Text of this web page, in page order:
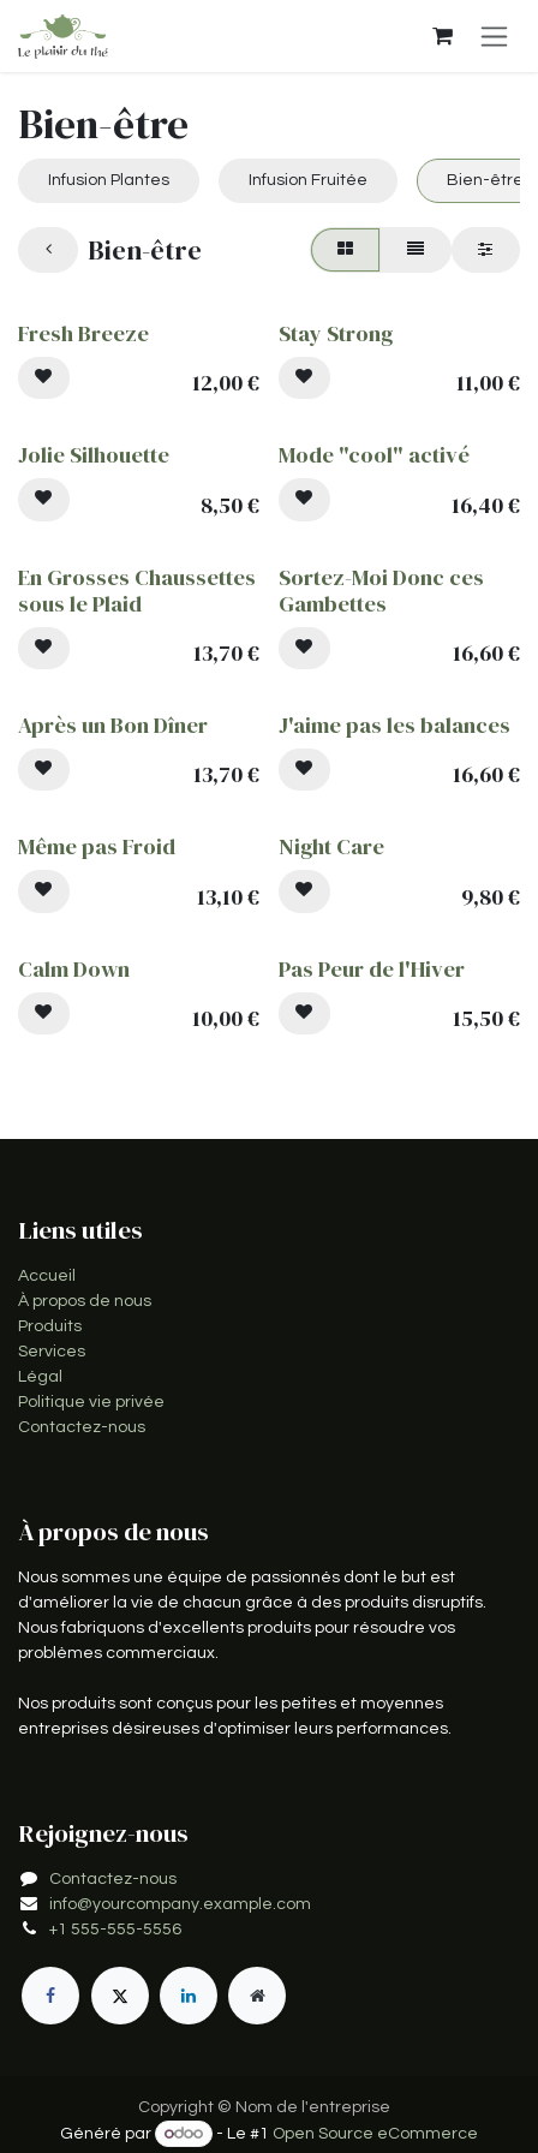
Se rendre au contenu
Bien-être
Infusion Plantes Infusion Fruitée Bien-être
Bien-être
Fresh Breeze
12,00€
Stay Strong
11,00€
Jolie Silhouette
8,50€
Mode "cool" activé
16,40€
En Grosses Chaussettes
sous le Plaid
13,70€
Sortez-Moi Donc ces
Gambettes
16,60€
Après un Bon Dîner
13,70€
J'aime pas les balances
16,60€
Même pas Froid
13,10€
Night Care
9,80€
Calm Down
10,00€
Pas Peur de l'Hiver
15,50€
Liens utiles
Accueil
À propos de nous
Produits
Services
Légal
Politique vie privée
Contactez-nous
À propos de nous
Nous sommes une équipe de passionnés dont le but est
d'améliorer la vie de chacun grâce à des produits disruptifs.
Nous fabriquons d'excellents produits pour résoudre vos
problèmes commerciaux.
Nos produits sont conçus pour les petites et moyennes
entreprises désireuses d'optimiser leurs performances.
Rejoignez-nous
Contactez-nous
info@yourcompany.example.com
+1 555-555-5556
Copyright © Nom de l'entreprise
Généré par
- Le #1 Open Source eCommerce